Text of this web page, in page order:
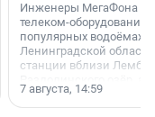
Инженеры МегаФона
телеком-оборудование
популярных водоёмах
Ленинградской
станции вблизи
недалеко от Большого
водопада.
7 августа, 14:59